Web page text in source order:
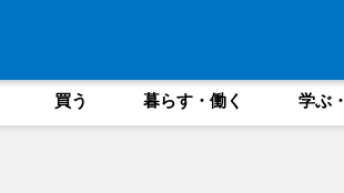
買う 暮らす・働く 学ぶ